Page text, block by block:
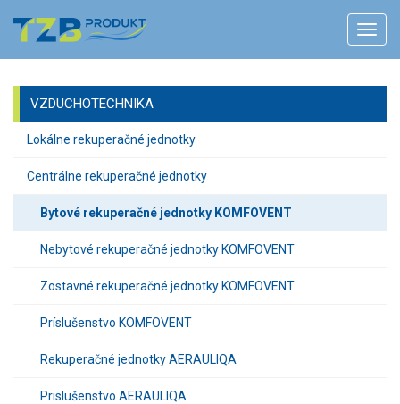
VZDUCHOTECHNIKA
Lokálne rekuperačné jednotky
Centrálne rekuperačné jednotky
Bytové rekuperačné jednotky KOMFOVENT
Nebytové rekuperačné jednotky KOMFOVENT
Zostavné rekuperačné jednotky KOMFOVENT
Príslušenstvo KOMFOVENT
Rekuperačné jednotky AERAULIQA
Prislušenstvo AERAULIQA